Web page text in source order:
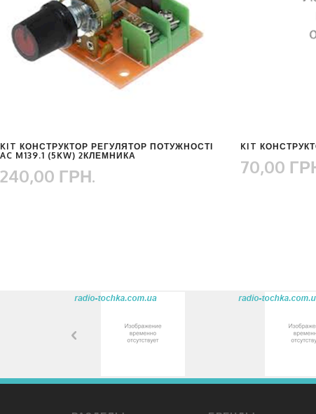
KIT КОНСТРУКТОР РЕГУЛЯТОР ПОТУЖНОСТІ
AC M139.1 (5KW) 2КЛЕМНИКА
240,00 ГРН.
KIT
70,00